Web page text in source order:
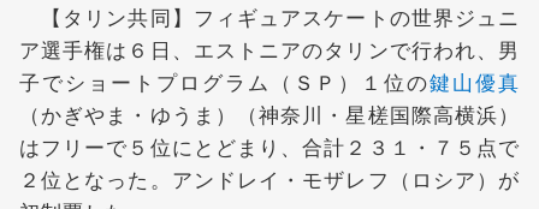
【タリン共同】フィギュアスケートの世界ジュニ
ア選手権は６日、エストニアのタリンで行われ、男
子でショートプログラム（ＳＰ）１位の鍵山優真
（かぎやま・ゆうま）（神奈川・星槎国際高横浜）
はフリーで５位にとどまり、合計２３１・７５点で
２位となった。アンドレイ・モザレフ（ロシア）が